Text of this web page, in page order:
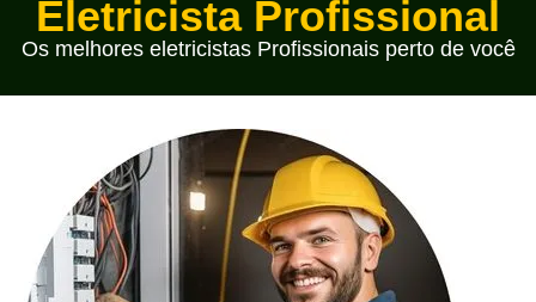
Eletricista Profissional
Os melhores eletricistas Profissionais perto de você